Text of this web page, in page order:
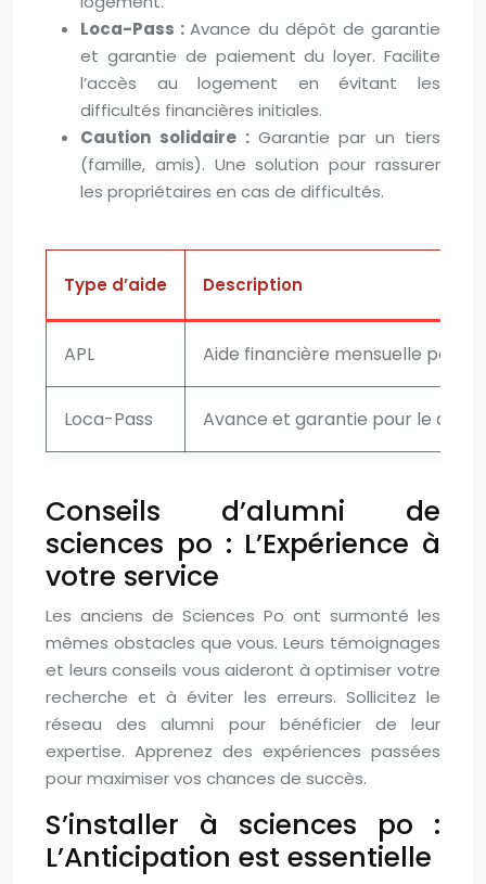
Loca-Pass :Avance du dépôt de garantie
et garantie de paiement du loyer. Facilite
l’accès au logement en évitant les
difficultés financières initiales.
Caution solidaire : Garantie par un tiers
(famille, amis). Une solution pour rassurer
les propriétaires en cas de difficultés.
Type d’aide Description
APL Aide financière mensuelle pour
Loca-Pass Avance et garantie pour le
Conseils d’alumni de
sciences po : L’Expérience à
votre service
Les anciens de Sciences Po ont surmonté les
mêmes obstacles que vous. Leurs témoignages
et leurs conseils vous aideront à optimiser votre
recherche et à éviter les erreurs. Sollicitez le
réseau des alumni pour bénéficier de leur
expertise. Apprenez des expériences passées
pour maximiser vos chances de succès.
S’installer à sciences po :
L’Anticipation est essentielle